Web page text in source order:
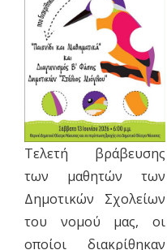
Tελετή βράβευσης
των μαθητών των
Δημοτικών Σχολείων
του νομού μας, οι
οποίοι διακρίθηκαν